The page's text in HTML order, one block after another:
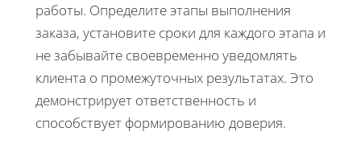
работы. Определите этапы выполнения
заказа, установите сроки для каждого этапа и
не забывайте своевременно уведомлять
клиента о промежуточных результатах. Это
демонстрирует ответственность и
способствует формированию доверия.